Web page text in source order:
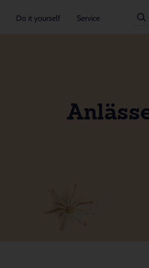
Do it yourself Service